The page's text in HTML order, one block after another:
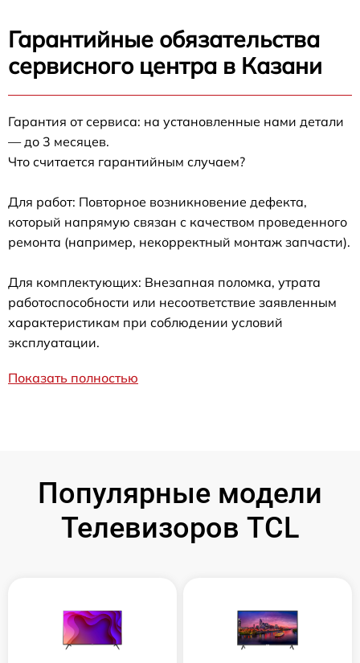
Гарантийные обязательства
сервисного центра в Казани
Гарантия от сервиса: на установленные нами детали
— до 3 месяцев.
Что считается гарантийным случаем?
Для работ: Повторное возникновение дефекта,
который напрямую связан с качеством проведенного
ремонта (например, некорректный монтаж запчасти).
Для комплектующих: Внезапная поломка, утрата
работоспособности или несоответствие заявленным
характеристикам при соблюдении условий
эксплуатации.
Показать полностью
Популярные модели
Телевизоров TCL